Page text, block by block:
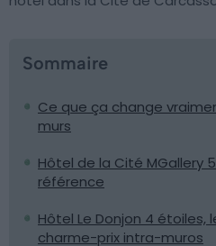
Sommaire
Ce que ça change
murs
Hôtel de la Cité MGallery
référence
Hôtel Le Donjon 4 étoiles,
charme-prix intra-muros